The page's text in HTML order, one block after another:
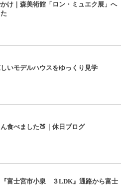
け｜森美術館「ロン・ミュエク展」へ
いモデルハウスをゆっくり見学
食べました🍑｜休日ブログ
『富士宮市小泉 ３LDK』通路から富士